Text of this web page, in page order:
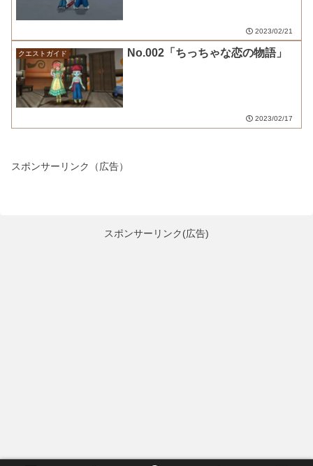
2023/02/21
クエストガイド No.002「ちっちゃな恋の物語」
2023/02/17
スポンサーリンク（広告）